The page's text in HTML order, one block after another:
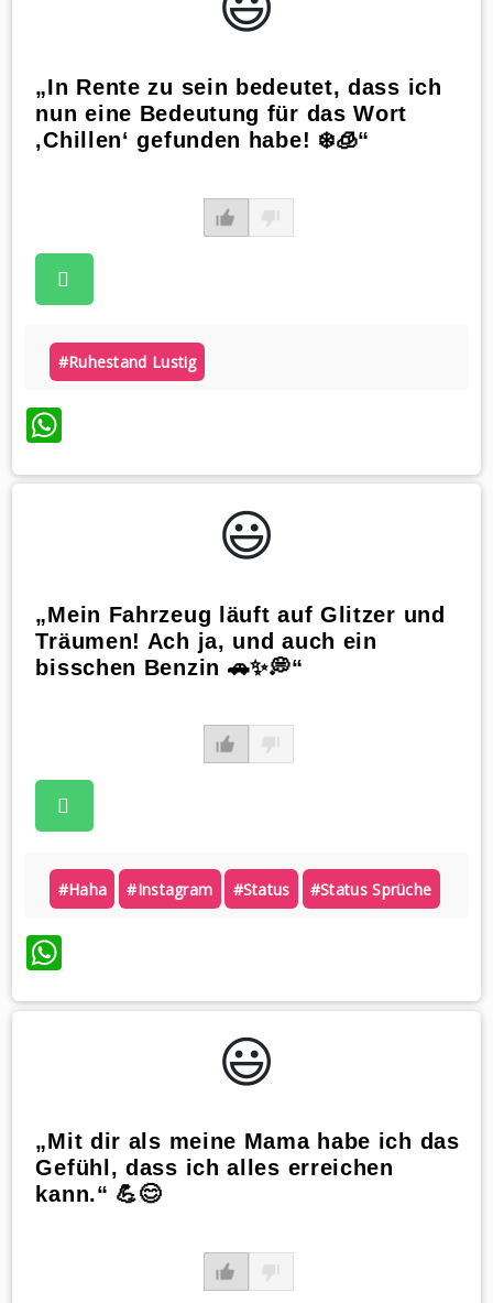
„In Rente zu sein bedeutet, dass ich
nun eine Bedeutung für das Wort
‚Chillen‘ gefunden habe! ❄️🧊“
#ruhestand Lustig
WhatsApp
😃️
„Mein Fahrzeug läuft auf Glitzer und
Träumen! Ach ja, und auch ein
bisschen Benzin 🚗✨💭“
#haha #instagram #status #status Sprüche
WhatsApp
😃️
„Mit dir als meine Mama habe ich das
Gefühl, dass ich alles erreichen
kann.“ 💪😊